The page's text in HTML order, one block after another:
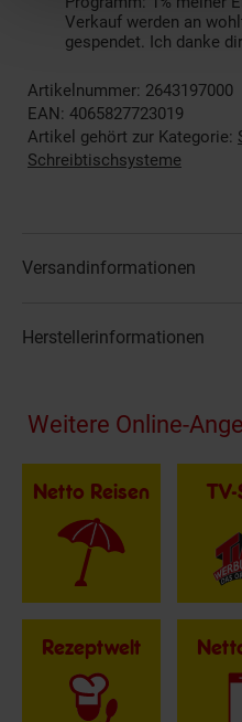
Verkauf werden an
gespendet. Ich danke
Artikelnummer: 2643197000
EAN: 4065827723019
Artikel gehört zur Kategorie:
Schreibtischsysteme
Versandinformationen
Herstellerinformationen
Fußzeile
Weitere Online-
Netto Reisen
Rezeptwelt